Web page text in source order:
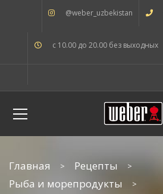
@weber_uzbekistan
с 10.00 до 20.00 без выходных
Главная
Рецепты
Рыба и морепродукты